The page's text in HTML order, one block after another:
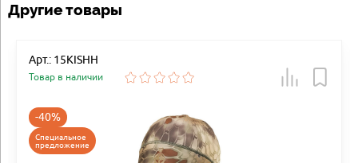
Другие товары
Арт.: 15KISHH
Товар в наличии
-40%
Специальное
предложение